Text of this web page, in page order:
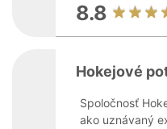
8.8
Hokejové
Spoločnosť
ako uznávaný